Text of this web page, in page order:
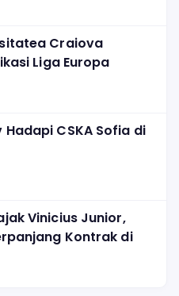
Craiova
Liga Europa
CSKA Sofia di
Vinicius Junior,
Kontrak di